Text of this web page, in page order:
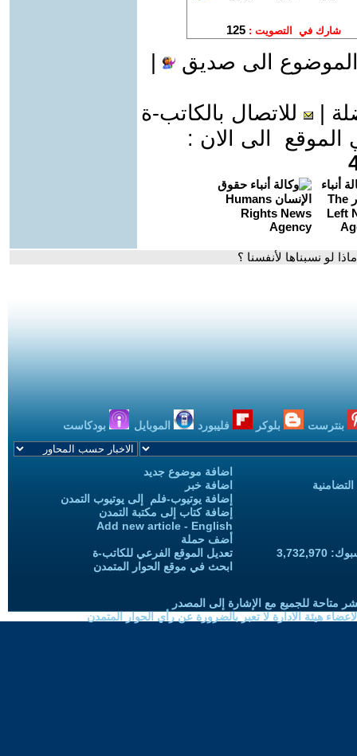
الى صديق
للاتصال بالكاتب-ة
الى الان :
لو نسبناها لأنفسنا ؟
بنترست بلوكر فليبورد الموبايل بودكاست
اضافة موضوع جديد
اضافة خبر
إضافة يوتيوب-فلم إلى يوتيوب التمدن
إضافة كتاب إلى مكتبة التمدن
Add new article - English
أضف حملة
تعديل الموقع الفرعي للكاتب-ة
ابحث في موقع الحوار المتمدن
متاحة للجميع مع الإشارة إلى المصدر
هيئة الادارة لا تعبر بالضرورة عن رأي الحوار المتمدن